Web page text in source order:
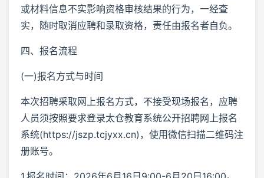
或材料信息不实影响资格审核结果的行为，一经查
实，随时取消应聘和录取资格，责任由报名者自负。
四、报名流程
(一)报名方式与时间
本次招聘采取网上报名方式，不接受现场报名，应聘
人员须按照要求登录太仓教育系统公开招聘网上报名
系统(https://jszp.tcjyxx.cn)，使用微信扫描二维码注
册账号。